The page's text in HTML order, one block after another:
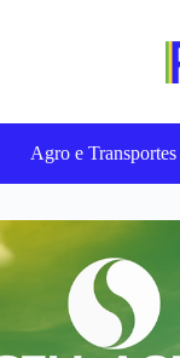
Agro e Transportes